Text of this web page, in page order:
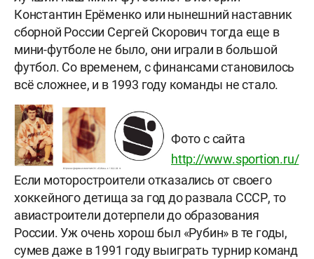
Константин Ерёменко или нынешний наставник
сборной России Сергей Скорович тогда еще в
мини-футболе не было, они играли в большой
футбол. Со временем, с финансами становилось
всё сложнее, и в 1993 году команды не стало.
Фото с сайта
http://www.sportion.ru/
Если моторостроители отказались от своего
хоккейного детища за год до развала СССР, то
авиастроители дотерпели до образования
России. Уж очень хорош был «Рубин» в те годы,
сумев даже в 1991 году выиграть турнир команд